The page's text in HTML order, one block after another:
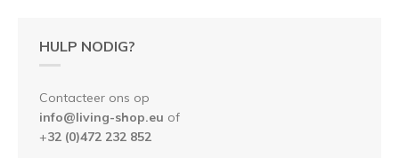
HULP NODIG?
Contacteer ons op
info@living-shop.eu of
+32 (0)472 232 852